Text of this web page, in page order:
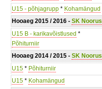
U15 - põhjagrupp * Kohamängud
Hooaeg 2015 / 2016 - SK Noorus
U15 B - karikavõistlused *
Põhiturniir
Hooaeg 2014 / 2015 - SK Noorus
U15 * Põhiturniir
U15 * Kohamängud